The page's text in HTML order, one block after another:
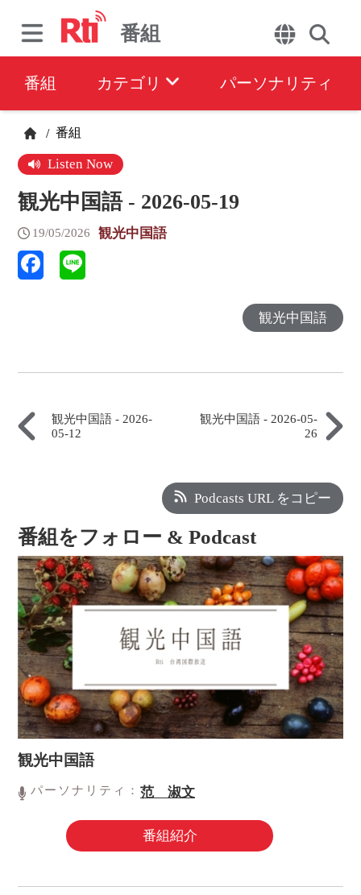
番組
番組 カテゴリ パーソナリティ
/ 番組
Listen Now
観光中国語 - 2026-05-19
19/05/2026 観光中国語
観光中国語
観光中国語 - 2026-
05-12
観光中国語 - 2026-05-
26
Podcasts URL をコピー
番組をフォロー & Podcast
観光中国語
パーソナリティ：范 淑文
番組紹介